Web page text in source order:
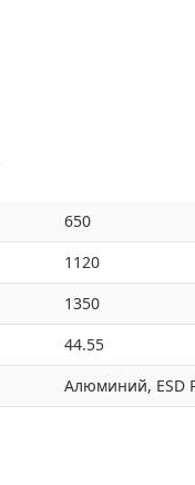
650
1120
1350
44.55
Алюминий, ESD